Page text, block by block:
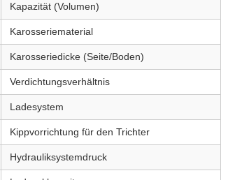
Kapazität (Volumen)
Karosseriematerial
Karosseriedicke (Seite/Boden)
Verdichtungsverhältnis
Ladesystem
Kippvorrichtung für den Trichter
Hydrauliksystemdruck